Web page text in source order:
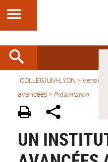
COLLEGIUM-LYON >Version
avancées > Présentation
UN